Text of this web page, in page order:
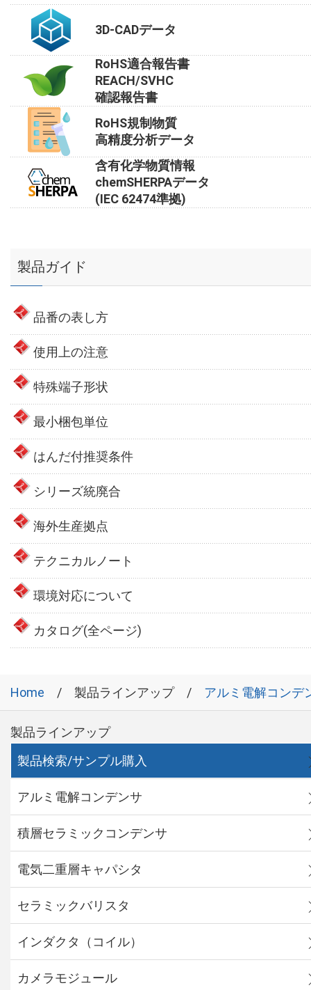
3D-CADデータ
RoHS適合報告書
REACH/SVHC
確認報告書
RoHS規制物質
高精度分析データ
含有化学物質情報
chemSHERPAデータ
(IEC 62474準拠)
製品ガイド
品番の表し方
使用上の注意
特殊端子形状
最小梱包単位
はんだ付推奨条件
シリーズ統廃合
海外生産拠点
テクニカルノート
環境対応について
カタログ(全ページ)
Home 製品ラインアップ アルミ電解コンデ
製品ラインアップ
製品検索/サンプル購入
アルミ電解コンデンサ
積層セラミックコンデンサ
電気二重層キャパシタ
セラミックバリスタ
インダクタ（コイル）
カメラモジュール